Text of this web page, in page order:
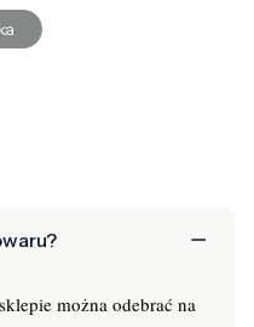
można odebrać na